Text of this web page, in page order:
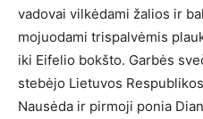
vadovai vilkėdami žalios ir
mojuodami trispalvėmis
iki Eifelio bokšto. Garbės
stebėjo Lietuvos
Nausėda ir pirmoji ponia